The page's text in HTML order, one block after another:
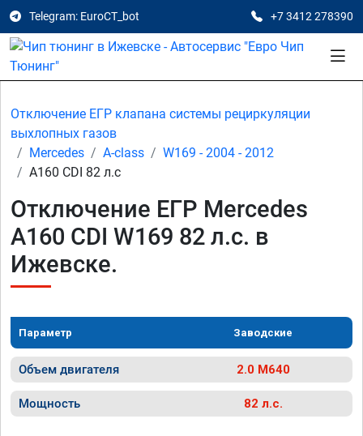
Telegram: EuroCT_bot +7 3412 278390
Отключение ЕГР клапана системы рециркуляции
выхлопных газов
Mercedes
A-class
W169 - 2004 - 2012
A160 CDI 82 л.с
Отключение ЕГР Mercedes
A160 CDI W169 82 л.с. в
Ижевске.
Параметр Заводские
Объем двигателя 2.0 M640
Мощность 82 л.с.